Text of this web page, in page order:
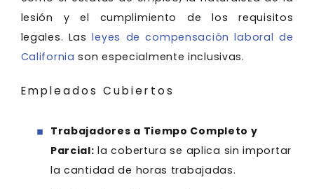
lesión y el cumplimiento de los requisitos
legales. Lasleyes de compensación laboral de
California son especialmente inclusivas.
Empleados Cubiertos
Trabajadores a Tiempo Completo y
Parcial: la cobertura se aplica sin importar
la cantidad de horas trabajadas.